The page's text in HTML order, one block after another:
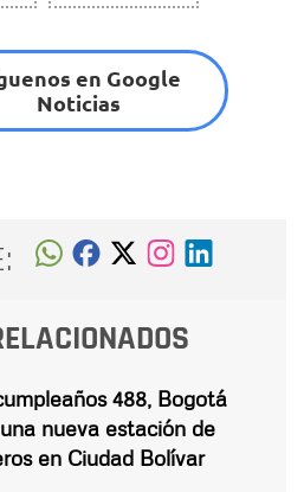
en Google
Noticias
488, Bogotá
nueva estación de
en Ciudad Bolívar